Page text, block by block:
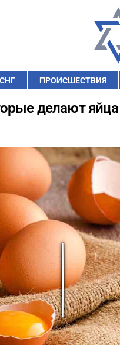
ПРОИСШЕСТВИЯ
делают
Play